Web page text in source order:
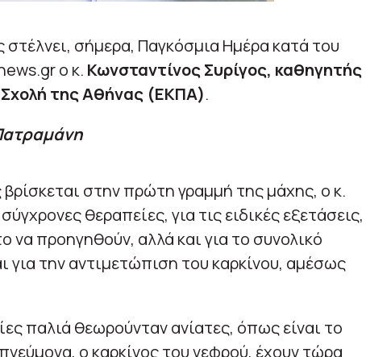
στέλνει, σήμερα, Παγκόσμια Ημέρα κατά του
ο κ. Κωνσταντίνος Συρίγος, καθηγητής
Σχολή της Αθήνας (ΕΚΠΑ).
στην πρώτη γραμμή της μάχης, ο κ.
θεραπείες, για τις ειδικές εξετάσεις,
να προηγηθούν, αλλά και για το συνολικό
για την αντιμετώπιση του καρκίνου, αμέσως
παλιά θεωρούνταν ανίατες, όπως είναι το
ο καρκίνος του νεφρού, έχουν τώρα